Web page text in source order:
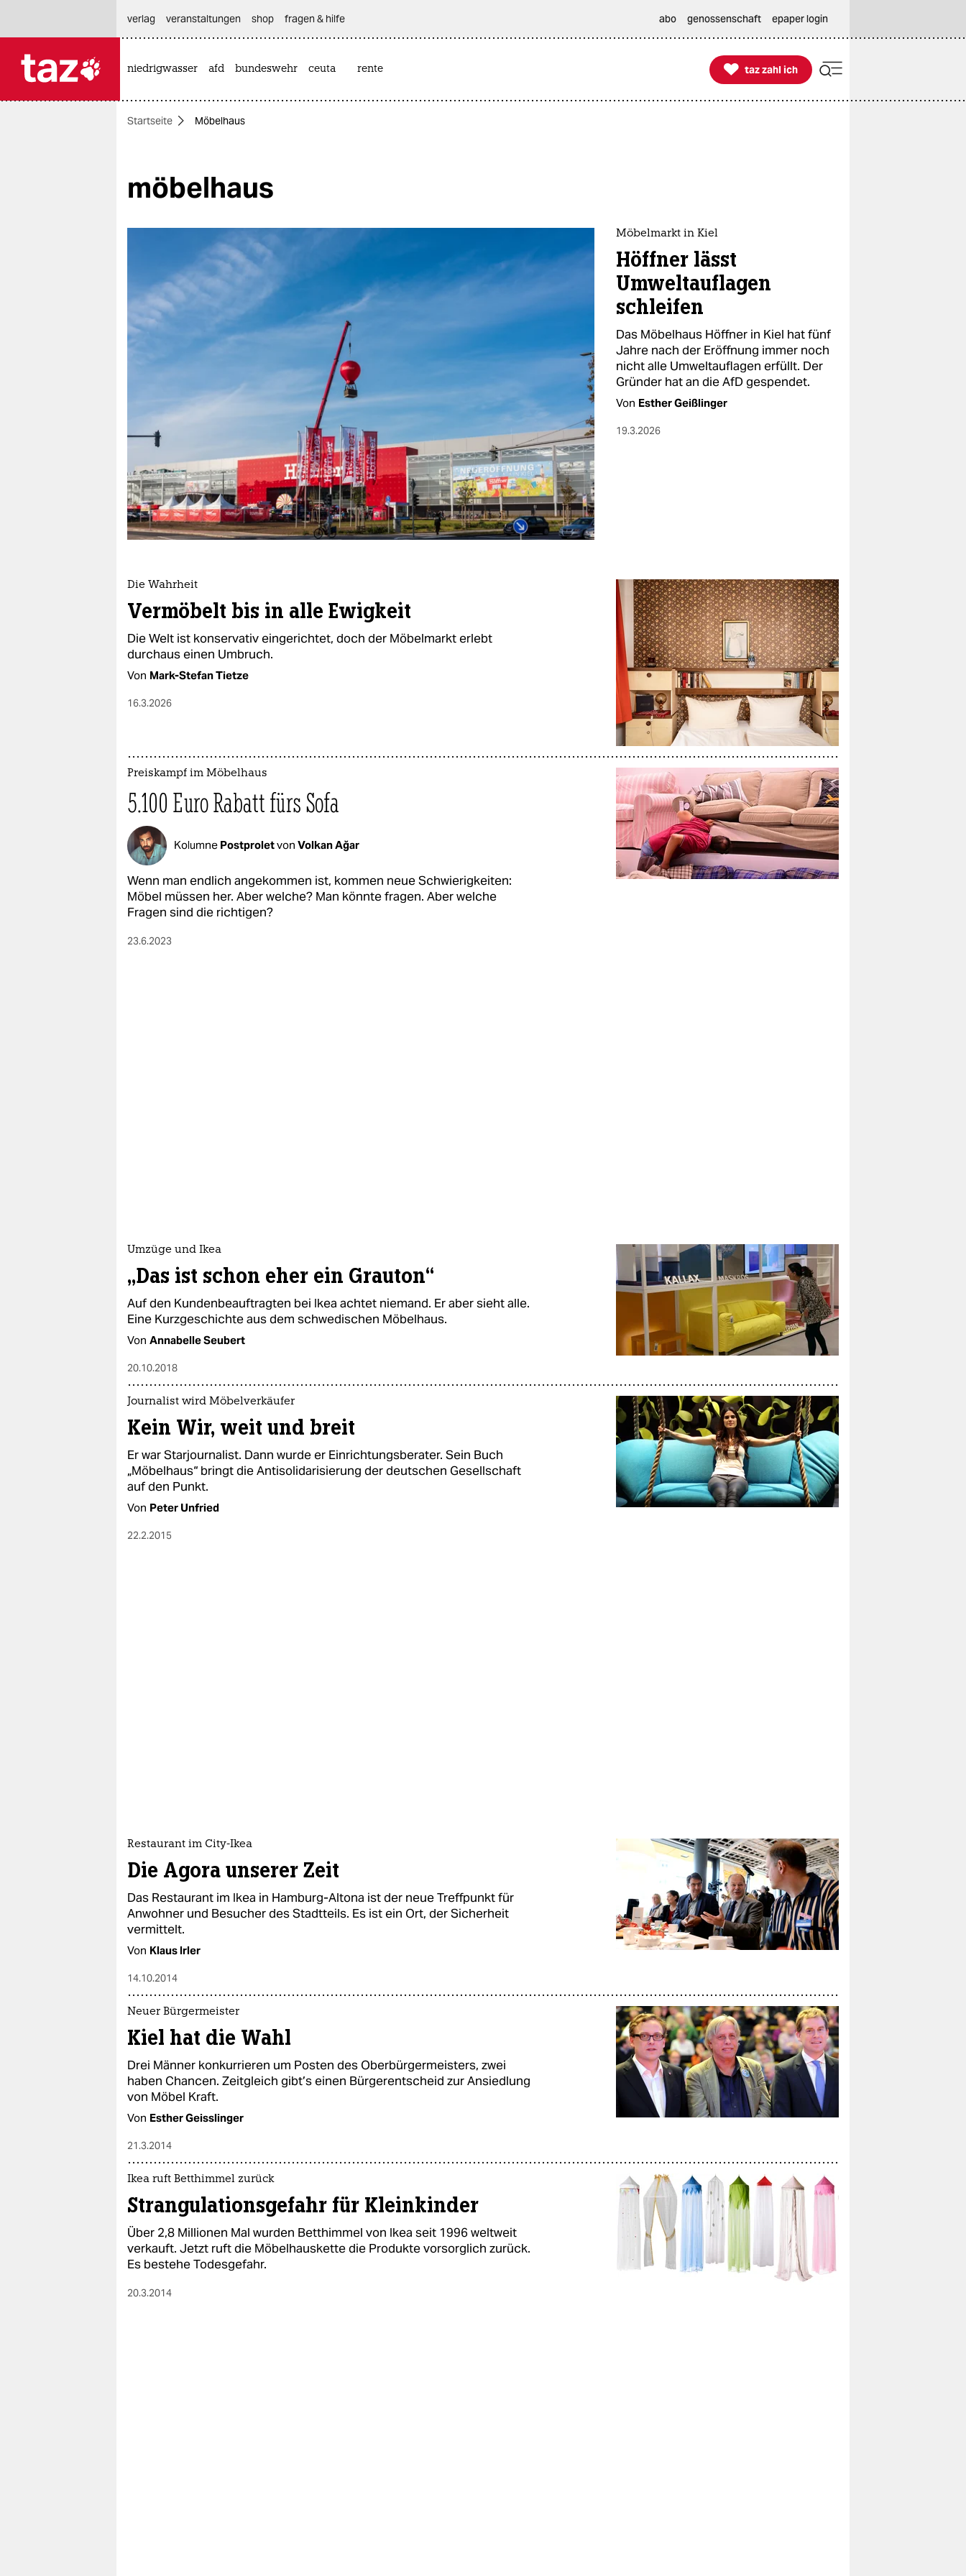
themen
öko
gesellschaft
sport
berlin
verlag
verlag
veranstaltungen
shop
fragen & hilfe
abo
genossenschaft
epaper login
verlag
veranstaltungen shop fragen & hilfe abo genossenschaft epaper login
niedrigwasser afd bundeswehr ceuta rente 
taz zahl ich
taz zahl ich
Startseite Möbelhaus
möbelhaus
Möbelmarkt in Kiel
Höffner lässt
Umweltauflagen
schleifen
Das Möbelhaus Höffner in Kiel hat fünf
Jahre nach der Eröffnung immer noch
nicht alle Umweltauflagen erfüllt. Der
Gründer hat an die AfD gespendet.
Von Esther Geißlinger
19.3.2026
Die Wahrheit
Vermöbelt bis in alle Ewigkeit
Die Welt ist konservativ eingerichtet, doch der Möbelmarkt erlebt
durchaus einen Umbruch.
Von Mark-Stefan Tietze
16.3.2026
Preiskampf im Möbelhaus
5.100 Euro Rabatt fürs Sofa
Kolumne Postproletvon Volkan Ağar
Wenn man endlich angekommen ist, kommen neue Schwierigkeiten:
Möbel müssen her. Aber welche? Man könnte fragen. Aber welche
Fragen sind die richtigen?
23.6.2023
Umzüge und Ikea
„Das ist schon eher ein Grauton“
Auf den Kundenbeauftragten bei Ikea achtet niemand. Er aber sieht alle.
Eine Kurzgeschichte aus dem schwedischen Möbelhaus.
Von Annabelle Seubert
20.10.2018
Journalist wird Möbelverkäufer
Kein Wir, weit und breit
Er war Starjournalist. Dann wurde er Einrichtungsberater. Sein Buch
„Möbelhaus“ bringt die Antisolidarisierung der deutschen Gesellschaft
auf den Punkt.
Von Peter Unfried
22.2.2015
Restaurant im City-Ikea
Die Agora unserer Zeit
Das Restaurant im Ikea in Hamburg-Altona ist der neue Treffpunkt für
Anwohner und Besucher des Stadtteils. Es ist ein Ort, der Sicherheit
vermittelt.
Von Klaus Irler
14.10.2014
Neuer Bürgermeister
Kiel hat die Wahl
Drei Männer konkurrieren um Posten des Oberbürgermeisters, zwei
haben Chancen. Zeitgleich gibt’s einen Bürgerentscheid zur Ansiedlung
von Möbel Kraft.
Von Esther Geisslinger
21.3.2014
Ikea ruft Betthimmel zurück
Strangulationsgefahr für Kleinkinder
Über 2,8 Millionen Mal wurden Betthimmel von Ikea seit 1996 weltweit
verkauft. Jetzt ruft die Möbelhauskette die Produkte vorsorglich zurück.
Es bestehe Todesgefahr.
20.3.2014